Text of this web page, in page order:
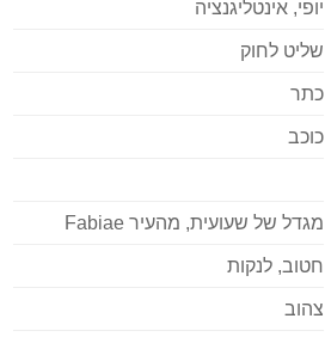
יופי, אינטליגנציה
שליט לחוק
כתר
כוכב
מגדל של שעועית, מהעיר Fabiae
חטוב, לנקות
צהוב